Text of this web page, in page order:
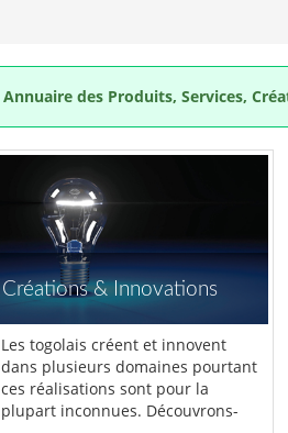
Annuaire des Produits, Services,
Créations & Innovations
Les togolais créent et innovent
dans plusieurs domaines pourtant
ces réalisations sont pour la
plupart inconnues. Découvrons-